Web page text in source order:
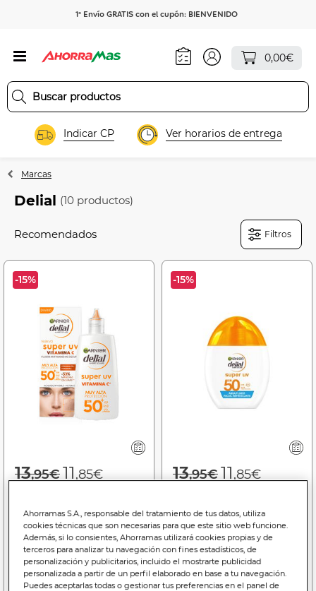
1º Envío GRATIS con el cupón: BIENVENIDO
0,00€
Indicar CP Ver horarios de entrega
Marcas
Delial (10 productos)
Filtros
-15%
Price reduced from
13,95€to
11,85€
Crema solar facial Delial
40 ml FPP50 Super UV
Vitamina C
Bajada de precio a11.85€
(06/08/26 - 26/08/26)
-15%
Price reduced
13,95€to
11,85€
Agua Fluido Facial
Garnier Delial Super UV
FPS50 Invisible 40ml
Bajada de precio a11.85€
(06/08/26 - 26/08/26)
Ahorramas S.A., responsable del tratamiento de tus datos, utiliza
cookies técnicas que son necesarias para que este sitio web funcione.
Además, si lo consientes, Ahorramas utilizará cookies propias y de
terceros para analizar tu navegación con fines estadísticos, de
personalización y publicitarios, incluido el mostrarte publicidad
personalizada a partir de un perfil elaborado en base a tu navegación.
Puedes aceptarlas todas o gestionar tus preferencias en el panel de